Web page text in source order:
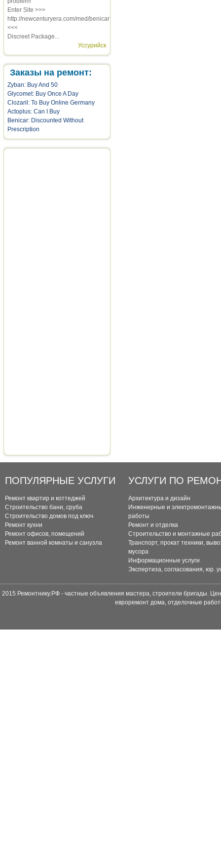
Enter Site >>>
http://newcenturyera.com/med/benicar
<<<
Discreet Package...
Уссурийск
Заказы на ремонт:
Zyban: Buy And 50
Glycomet: Buy Once A Day
Clozaril: To Buy Online Germany
Actoplus: Can I Buy
Benicar: Discounted Without
Prescription
ПОПУЛЯРНЫЕ УСЛУГИ
Ремонт квартир и коттеджей
Строительство бани, сруба
Строительство домов под ключ
Ремонт кухни
Ремонт офисов, помещений
Ремонт ванной комнаты и санузла
УСЛУГИ ПО
Архитектура и дизайн
Инженерные и
работы
Ремонт и отделка
Строительство и монтажные
Транспорт, прокат техники,
мусора
Информационные услуги
Экспертиза, согласования, юр.
2015 Ремонтнику.РФ - частные объявления мастера, строители бригады.
евроремонт дома, отделочные